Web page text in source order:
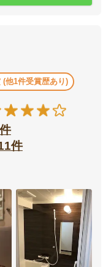
他1件受賞歴あり)
件